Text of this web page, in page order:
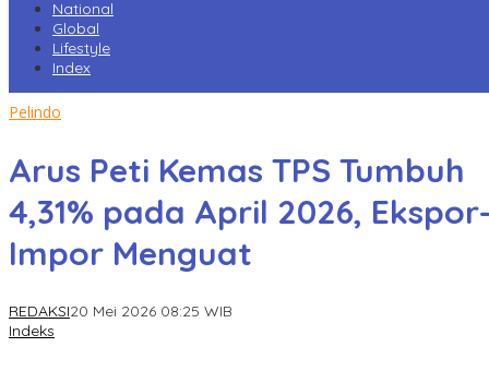
National
Global
Lifestyle
Index
Pelindo
Arus Peti Kemas TPS Tumbuh
4,31% pada April 2026,
Impor Menguat
REDAKSI20 Mei 2026 08:25 WIB
Indeks